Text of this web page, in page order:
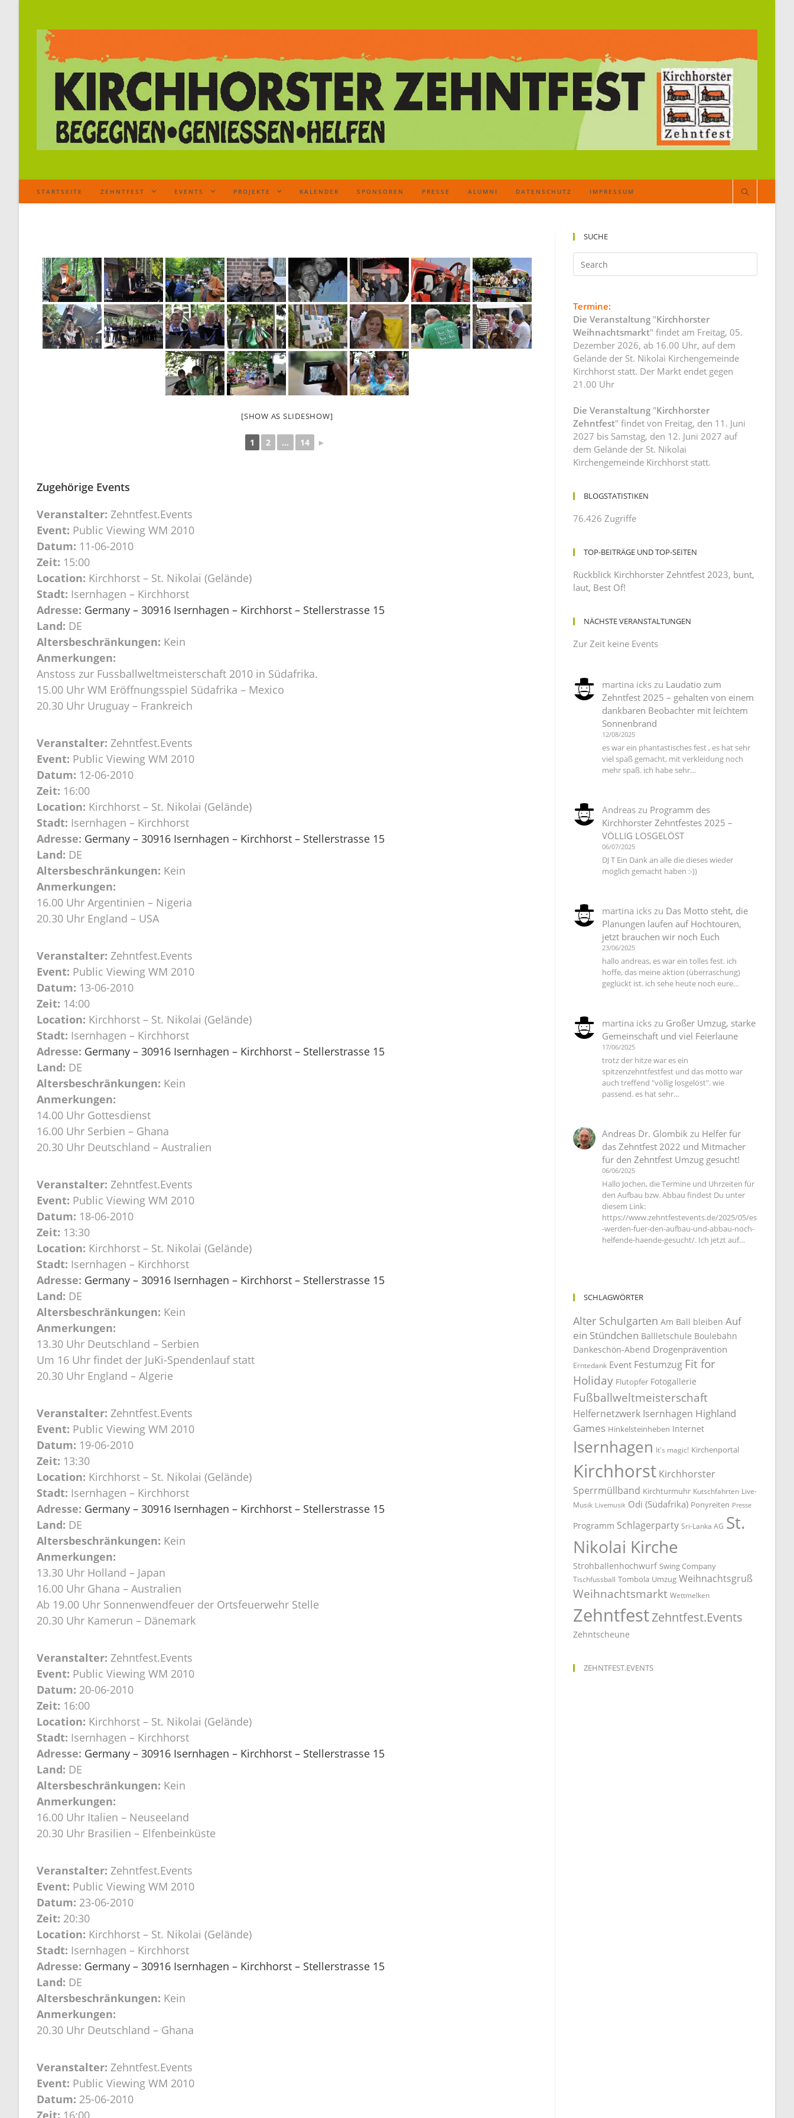
STARTSEITE ZEHNTFEST EVENTS PROJEKTE KALENDER SPONSOREN PRESSE ALUMNI DATENSCHUTZ IMPRESSUM
[SHOW AS SLIDESHOW]
1 2 ... 14 ►
Zugehörige Events
Veranstalter: Zehntfest.Events
Event: Public Viewing WM 2010
Datum: 11-06-2010
Zeit: 15:00
Location: Kirchhorst – St. Nikolai (Gelände)
Stadt: Isernhagen – Kirchhorst
Adresse: Germany – 30916 Isernhagen – Kirchhorst – Stellerstrasse 15
Land: DE
Altersbeschränkungen: Kein
Anmerkungen:
Anstoss zur Fussballweltmeisterschaft 2010 in Südafrika.
15.00 Uhr WM Eröffnungsspiel Südafrika – Mexico
20.30 Uhr Uruguay – Frankreich
Veranstalter: Zehntfest.Events
Event: Public Viewing WM 2010
Datum: 12-06-2010
Zeit: 16:00
Location: Kirchhorst – St. Nikolai (Gelände)
Stadt: Isernhagen – Kirchhorst
Adresse: Germany – 30916 Isernhagen – Kirchhorst – Stellerstrasse 15
Land: DE
Altersbeschränkungen: Kein
Anmerkungen:
16.00 Uhr Argentinien – Nigeria
20.30 Uhr England – USA
Veranstalter: Zehntfest.Events
Event: Public Viewing WM 2010
Datum: 13-06-2010
Zeit: 14:00
Location: Kirchhorst – St. Nikolai (Gelände)
Stadt: Isernhagen – Kirchhorst
Adresse: Germany – 30916 Isernhagen – Kirchhorst – Stellerstrasse 15
Land: DE
Altersbeschränkungen: Kein
Anmerkungen:
14.00 Uhr Gottesdienst
16.00 Uhr Serbien – Ghana
20.30 Uhr Deutschland – Australien
Veranstalter: Zehntfest.Events
Event: Public Viewing WM 2010
Datum: 18-06-2010
Zeit: 13:30
Location: Kirchhorst – St. Nikolai (Gelände)
Stadt: Isernhagen – Kirchhorst
Adresse: Germany – 30916 Isernhagen – Kirchhorst – Stellerstrasse 15
Land: DE
Altersbeschränkungen: Kein
Anmerkungen:
13.30 Uhr Deutschland – Serbien
Um 16 Uhr findet der JuKi-Spendenlauf statt
20.30 Uhr England – Algerie
Veranstalter: Zehntfest.Events
Event: Public Viewing WM 2010
Datum: 19-06-2010
Zeit: 13:30
Location: Kirchhorst – St. Nikolai (Gelände)
Stadt: Isernhagen – Kirchhorst
Adresse: Germany – 30916 Isernhagen – Kirchhorst – Stellerstrasse 15
Land: DE
Altersbeschränkungen: Kein
Anmerkungen:
13.30 Uhr Holland – Japan
16.00 Uhr Ghana – Australien
Ab 19.00 Uhr Sonnenwendfeuer der Ortsfeuerwehr Stelle
20.30 Uhr Kamerun – Dänemark
Veranstalter: Zehntfest.Events
Event: Public Viewing WM 2010
Datum: 20-06-2010
Zeit: 16:00
Location: Kirchhorst – St. Nikolai (Gelände)
Stadt: Isernhagen – Kirchhorst
Adresse: Germany – 30916 Isernhagen – Kirchhorst – Stellerstrasse 15
Land: DE
Altersbeschränkungen: Kein
Anmerkungen:
16.00 Uhr Italien – Neuseeland
20.30 Uhr Brasilien – Elfenbeinküste
Veranstalter: Zehntfest.Events
Event: Public Viewing WM 2010
Datum: 23-06-2010
Zeit: 20:30
Location: Kirchhorst – St. Nikolai (Gelände)
Stadt: Isernhagen – Kirchhorst
Adresse: Germany – 30916 Isernhagen – Kirchhorst – Stellerstrasse 15
Land: DE
Altersbeschränkungen: Kein
Anmerkungen:
20.30 Uhr Deutschland – Ghana
Veranstalter: Zehntfest.Events
Event: Public Viewing WM 2010
Datum: 25-06-2010
Zeit: 16:00
SUCHE
Termine:
Die Veranstaltung "Kirchhorster
Weihnachtsmarkt" findet am Freitag, 05.
Dezember 2026, ab 16.00 Uhr, auf dem
Gelände der St. Nikolai Kirchengemeinde
Kirchhorst statt. Der Markt endet gegen
21.00 Uhr
Die Veranstaltung "Kirchhorster
Zehntfest" findet von Freitag, den 11. Juni
2027 bis Samstag, den 12. Juni 2027 auf
dem Gelände der St. Nikolai
Kirchengemeinde Kirchhorst statt.
BLOGSTATISTIKEN
76.426 Zugriffe
TOP-BEITRÄGE UND TOP-SEITEN
Rückblick Kirchhorster Zehntfest 2023, bunt,
laut, Best Of!
NÄCHSTE VERANSTALTUNGEN
Zur Zeit keine Events
martina icks zu Laudatio zum
Zehntfest 2025 – gehalten von einem
dankbaren Beobachter mit leichtem
Sonnenbrand
12/08/2025
es war ein phantastisches fest , es hat sehr
viel spaß gemacht, mit verkleidung noch
mehr spaß. ich habe sehr…
Andreas zu Programm des
Kirchhorster Zehntfestes 2025 –
VÖLLIG LOSGELÖST
06/07/2025
DJ T Ein Dank an alle die dieses wieder
möglich gemacht haben :-))
martina icks zu Das Motto steht, die
Planungen laufen auf Hochtouren,
jetzt brauchen wir noch Euch
23/06/2025
hallo andreas, es war ein tolles fest. ich
hoffe, das meine aktion (überraschung)
geglückt ist. ich sehe heute noch eure…
martina icks zu Großer Umzug, starke
Gemeinschaft und viel Feierlaune
17/06/2025
trotz der hitze war es ein
spitzenzehntfestfest und das motto war
auch treffend "völlig losgelöst". wie
passend. es hat sehr…
Andreas Dr. Glombik zu Helfer für
das Zehntfest 2022 und Mitmacher
für den Zehntfest Umzug gesucht!
06/06/2025
Hallo Jochen, die Termine und Uhrzeiten für
den Aufbau bzw. Abbau findest Du unter
diesem Link:
https://www.zehntfestevents.de/2025/05/es
-werden-fuer-den-aufbau-und-abbau-noch-
helfende-haende-gesucht/. Ich jetzt auf…
SCHLAGWÖRTER
Alter Schulgarten Am Ball bleiben Auf
ein Stündchen Ballletschule Boulebahn
Dankeschön-Abend Drogenprävention
Erntedank Event Festumzug Fit for
Holiday Flutopfer Fotogallerie
Fußballweltmeisterschaft
Helfernetzwerk Isernhagen Highland
Games Hinkelsteinheben Internet
Isernhagen It's magic! Kirchenportal
Kirchhorst Kirchhorster
Sperrmüllband Kirchturmuhr Kutschfahrten Live-
Musik Livemusik Odi (Südafrika) Ponyreiten Presse
Programm Schlagerparty Sri-Lanka AG St.
Nikolai Kirche
Strohballenhochwurf Swing Company
Tischfussball Tombola Umzug Weihnachtsgruß
Weihnachtsmarkt Wettmelken
ZehntfestZehntfest.Events
Zehntscheune
ZEHNTFEST.EVENTS